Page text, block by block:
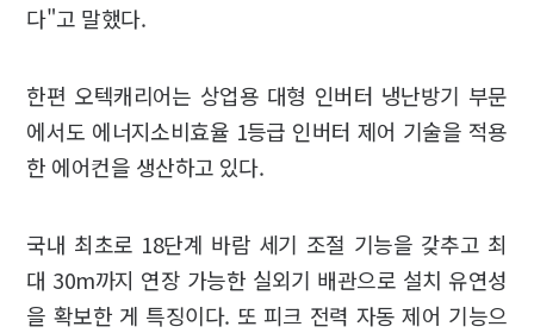
다"고 말했다.
한편 오텍캐리어는 상업용 대형 인버터 냉난방기 부문
에서도 에너지소비효율 1등급 인버터 제어 기술을 적용
한 에어컨을 생산하고 있다.
국내 최초로 18단계 바람 세기 조절 기능을 갖추고 최
대 30m까지 연장 가능한 실외기 배관으로 설치 유연성
을 확보한 게 특징이다. 또 피크 전력 자동 제어 기능으